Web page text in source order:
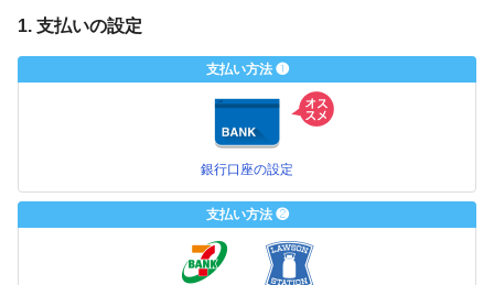
1. 支払いの設定
支払い方法 ❶
銀行口座の設定
支払い方法 ❷